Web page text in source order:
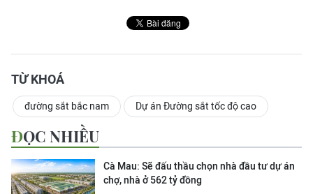
TỪ KHOÁ
đường sắt bắc nam Dự án Đường sắt tốc độ cao
ĐỌC NHIỀU
Cà Mau: Sẽ đấu thầu chọn nhà đầu tư dự án
chợ, nhà ở 562 tỷ đồng